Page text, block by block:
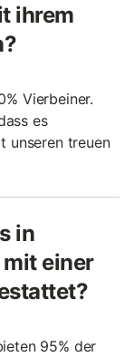
ihrem
Vierbeiner.
es
unseren treuen
in
einer
95% der